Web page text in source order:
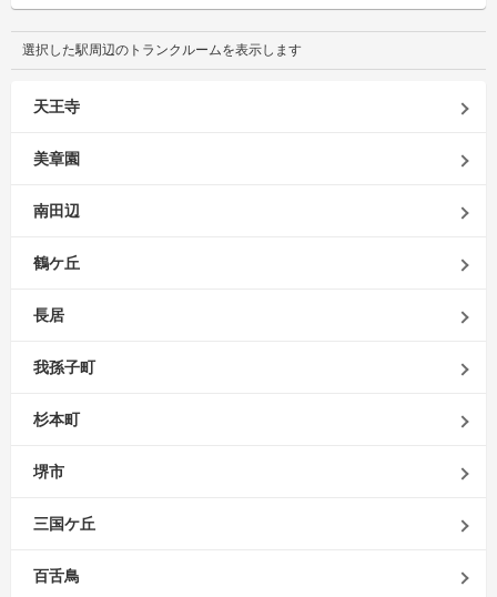
選択した駅周辺のトランクルームを表示します
天王寺
美章園
南田辺
鶴ケ丘
長居
我孫子町
杉本町
堺市
三国ケ丘
百舌鳥